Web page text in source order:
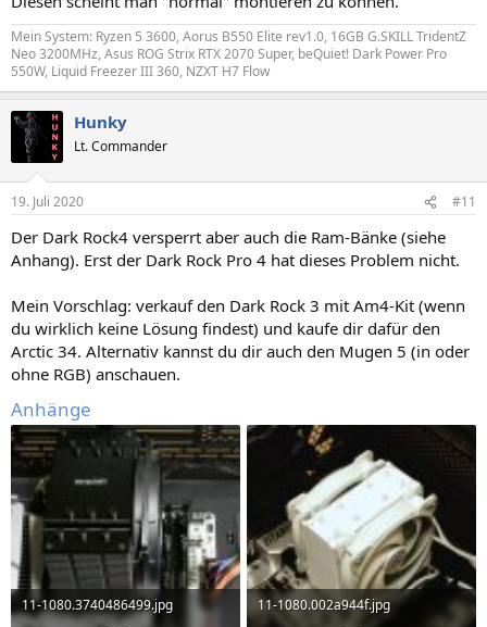
Mein System: Ryzen 5 3600, Aorus B550 Elite rev1.0, 16GB G.SKILL TridentZ
Neo 3200MHz, Asus ROG Strix RTX 2070 Super, beQuiet! Dark Power Pro
550W, Liquid Freezer III 360, NZXT H7 Flow
Hunky
Lt. Commander
19. Juli 2020 #11
Der Dark Rock4 versperrt aber auch die Ram-Bänke (siehe
Anhang). Erst der Dark Rock Pro 4 hat dieses Problem nicht.
Mein Vorschlag: verkauf den Dark Rock 3 mit Am4-Kit (wenn
du wirklich keine Lösung findest) und kaufe dir dafür den
Arctic 34. Alternativ kannst du dir auch den Mugen 5 (in oder
ohne RGB) anschauen.
Anhänge
11-1080.3740486499.jpg
11-1080.002a944f.jpg